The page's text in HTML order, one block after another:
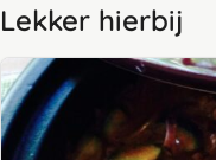
Lekker hierbij